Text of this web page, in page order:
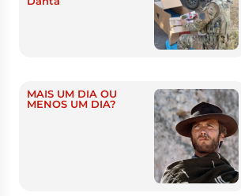
MAIS UM DIA OU
MENOS UM DIA?